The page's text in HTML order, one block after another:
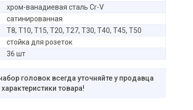
хром-ванадиевая сталь Cr-V
сатинированная
Т8, Т10, Т15, Т20, Т27, Т30, Т40, Т45, Т50
стойка для розеток
36 шт
головок всегда уточняйте у продавца
товара!